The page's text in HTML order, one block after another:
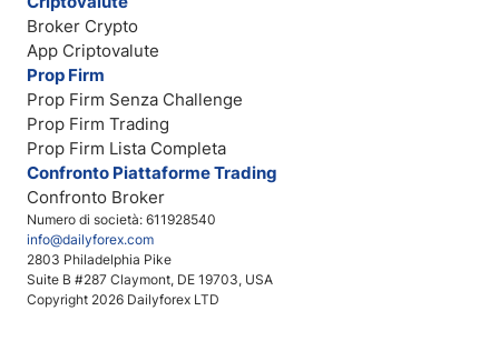
Numero di società: 611928540
info@dailyforex.com
2803 Philadelphia Pike
Suite B #287 Claymont, DE 19703, USA
Copyright 2026 Dailyforex LTD
Broker Crypto
App Criptovalute
Prop Firm
Prop Firm Senza Challenge
Prop Firm Trading
Prop Firm Lista Completa
Confronto Piattaforme Trading
Confronto Broker